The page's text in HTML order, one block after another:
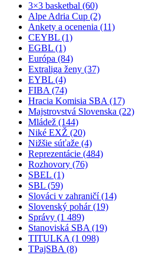
3×3 basketbal (60)
Alpe Adria Cup (2)
Ankety a ocenenia (11)
CEYBL (1)
EGBL (1)
Európa (84)
Extraliga ženy (37)
EYBL (4)
FIBA (74)
Hracia Komisia SBA (17)
Majstrovstvá Slovenska (22)
Mládež (144)
Niké EXŽ (20)
Nižšie súťaže (4)
Reprezentácie (484)
Rozhovory (76)
SBEL (1)
SBL (59)
Slováci v zahraničí (14)
Slovenský pohár (19)
Správy (1 489)
Stanoviská SBA (19)
TITULKA (1 098)
TPajSBA (8)